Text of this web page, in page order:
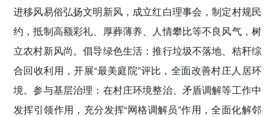
进移风易俗弘扬文明新风，成立红白理事会，制定村规民
约，抵制高额彩礼、厚葬薄养、人情攀比等不良风气，树
立农村新风尚。倡导绿色生活：推行垃圾不落地、秸秆综
合回收利用，开展“最美庭院”评比，全面改善村庄人居环
境。参与基层治理：在村庄环境整治、矛盾调解等工作中
发挥引领作用，充分发挥“网格调解员”作用，全面化解邻